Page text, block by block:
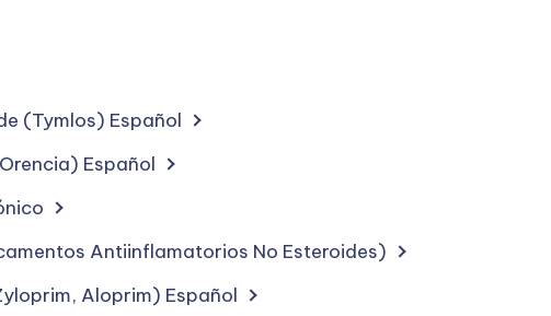
(Tymlos) Español
Español
Antiinflamatorios No Esteroides)
Aloprim) Español